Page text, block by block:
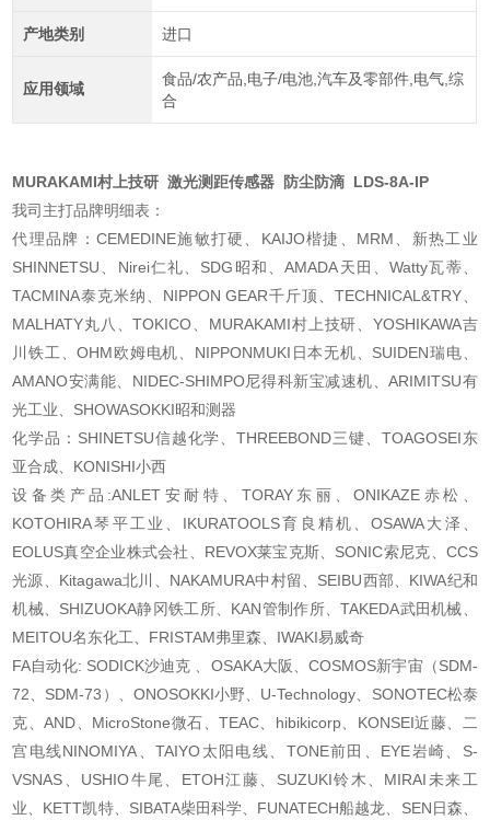
产地类别 进口
应用领域
食品/农产品,电子/电池,汽车及零部件,电气,综
合
MURAKAMI村上技研 激光测距传感器 防尘防滴 LDS-8A-IP
我司主打品牌明细表：
代理品牌：CEMEDINE施敏打硬、KAIJO楷捷、MRM、新热工业
SHINNETSU、Nirei仁礼、SDG昭和、AMADA天田、Watty瓦蒂、
TACMINA泰克米纳、NIPPON GEAR千斤顶、TECHNICAL&TRY、
MALHATY丸八、TOKICO、MURAKAMI村上技研、YOSHIKAWA吉
川铁工、OHM欧姆电机、NIPPONMUKI日本无机、SUIDEN瑞电、
AMANO安满能、NIDEC-SHIMPO尼得科新宝减速机、ARIMITSU有
光工业、SHOWASOKKI昭和测器
化学品：SHINETSU信越化学、THREEBOND三键、TOAGOSEI东
亚合成、KONISHI小西
设备类产品:ANLET安耐特、TORAY东丽、ONIKAZE赤松、
KOTOHIRA琴平工业、IKURATOOLS育良精机、OSAWA大泽、
EOLUS真空企业株式会社、REVOX莱宝克斯、SONIC索尼克、CCS
光源、Kitagawa北川、NAKAMURA中村留、SEIBU西部、KIWA纪和
机械、SHIZUOKA静冈铁工所、KAN管制作所、TAKEDA武田机械、
MEITOU名东化工、FRISTAM弗里森、IWAKI易威奇
FA自动化: SODICK沙迪克 、OSAKA大阪、COSMOS新宇宙（SDM-
72、SDM-73）、ONOSOKKI小野、U-Technology、SONOTEC松泰
克、AND、MicroStone微石、TEAC、hibikicorp、KONSEI近藤、二
宫电线NINOMIYA、TAIYO太阳电线、TONE前田、EYE岩崎、S-
VSNAS、USHIO牛尾、ETOH江藤、SUZUKI铃木、MIRAI未来工
业、KETT凯特、SIBATA柴田科学、FUNATECH船越龙、SEN日森、